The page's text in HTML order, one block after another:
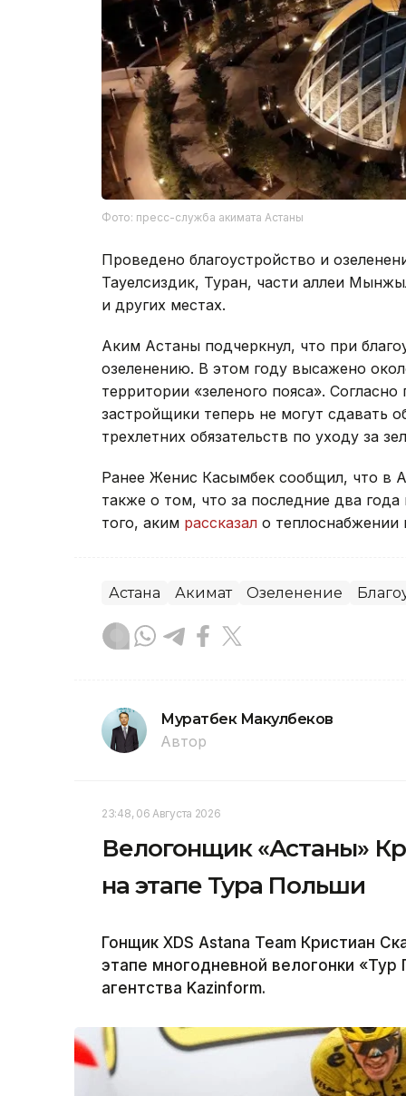
Фото: пресс-служба акимата Астаны
Проведено благоустройство и
Тауелсиздик, Туран, части аллеи
и других местах.
Аким Астаны подчеркнул, что при
озеленению. В этом году высажено
территории «зеленого пояса».
застройщики теперь не могут сдавать
трехлетних обязательств по уходу за
Ранее Женис Касымбек сообщил, что в
также о том, что за последние два
того, аким рассказал о теплоснабжении
Астана Акимат Озеленение
Муратбек Макулбеков
Автор
23:48, 06 Августа 2026
Велогонщик «Астаны»
на этапе Тура Польши
Гонщик XDS Astana Team Кристиан
этапе многодневной велогонки
агентства Kazinform.